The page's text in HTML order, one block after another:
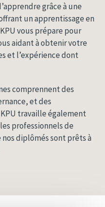
grâce à une
un apprentissage en
vous prépare pour
aidant à obtenir votre
et l’expérience dont
comprennent des
et des
travaille également
professionnels de
diplômés sont prêts à